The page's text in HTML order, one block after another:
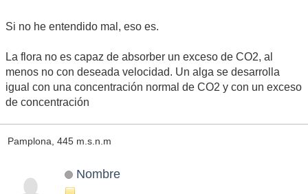
Si no he entendido mal, eso es.
La flora no es capaz de absorber un exceso de CO2, al
menos no con deseada velocidad. Un alga se desarrolla
igual con una concentración normal de CO2 y con un exceso
de concentración
Pamplona, 445 m.s.n.m
Nombre